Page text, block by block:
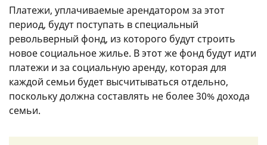
Платежи, уплачиваемые арендатором за этот
период, будут поступать в специальный
револьверный фонд, из которого будут строить
новое социальное жилье. В этот же фонд будут идти
платежи и за социальную аренду, которая для
каждой семьи будет высчитываться отдельно,
поскольку должна составлять не более 30% дохода
семьи.